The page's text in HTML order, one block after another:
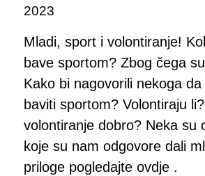
2023
Mladi, sport i volontiranje!
bave sportom? Zbog čega
Kako bi nagovorili nekoga
baviti sportom? Volontiraju
volontiranje dobro? Neka su
koje su nam odgovore dali
priloge pogledajte ovdje .